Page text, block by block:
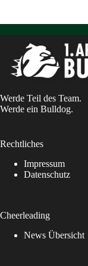
Werde Teil des Team.
Werde ein Bulldog.
Rechtliches
Impressum
Datenschutz
Cheerleading
News Übersicht